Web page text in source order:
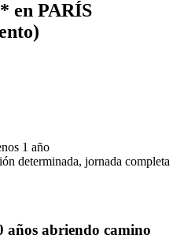
en PARÍS
1 año
determinada, jornada completa
años abriendo camino